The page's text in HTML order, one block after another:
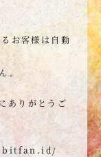
お客様は自動
。
ありがとうご